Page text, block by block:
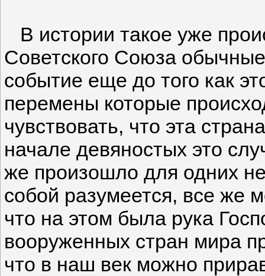
В истории такое уже
Советского Союза
событие еще до того как
перемены которые
чувствовать, что эта
начале девяностых это
же произошло для одних
собой разумеется, все же
что на этом была рука
вооруженных стран мира
что в наш век можно